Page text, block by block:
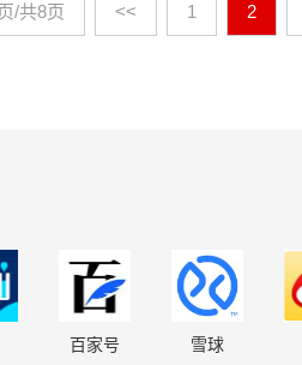
/共8页 << 1 2
百家号 雪球